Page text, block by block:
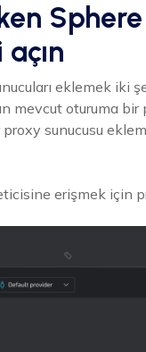
eklemek iki
mevcut oturuma
sunucusu
erişmek için